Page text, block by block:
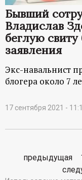
Бывший
Владислав
беглую свиту
заявления
Экс-навальнист
блогера около 7
17 сентября 2021 -
т
предыдущая